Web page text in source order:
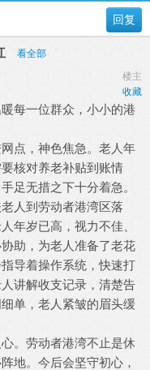
回复
看全部
楼主
收藏
每一位群众，小小的港
点，神色焦急。老人年
核对养老补贴到账情
足无措之下十分着急。
人到劳动者港湾区落
年岁已高，视力不佳、
助，为老人准备了老花
导着操作系统，快速打
讲解收支记录，清楚告
单，老人紧皱的眉头缓
。劳动者港湾不止是休
地。今后会坚守初心，